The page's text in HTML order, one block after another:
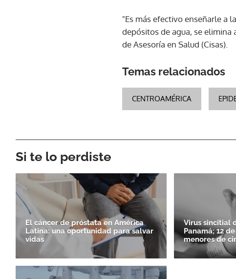
"Es más efectivo enseñarle a
depósitos de agua, se
de Asesoría en Salud (Cisas).
Temas relacionados
CENTROAMÉRICA
Si te lo perdiste
El cáncer de próstata en América
Latina: una oportunidad para salvar
vidas
Virus sincitial
Panamá; 12
menores de